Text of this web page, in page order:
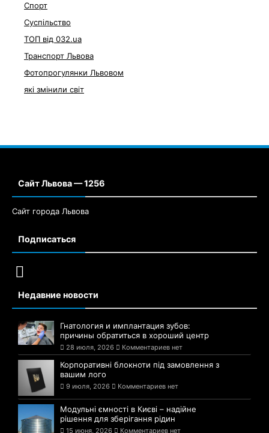
Спорт
Суспільство
ТОП від 032.ua
Транспорт Львова
Фотопрогулянки Львовом
які змінили світ
Сайт Львова — 1256
Сайт города Львова
Подписаться
Недавние новости
Гнатология и имплантация зубов:
причины обратиться в хороший центр
28 июля, 2026 Комментариев нет
Корпоративні блокноти під замовлення з
вашим лого
9 июля, 2026 Комментариев нет
Модульні ємності в Києві – надійне
рішення для зберігання рідин
15 июня, 2026 Комментариев нет